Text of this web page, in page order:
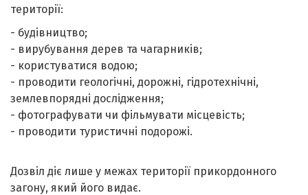
території:
- будівництво;
- вирубування дерев та чагарників;
- користуватися водою;
- проводити геологічні, дорожні, гідротехнічні,
землевпорядні дослідження;
- фотографувати чи фільмувати місцевість;
- проводити туристичні подорожі.
Дозвіл діє лише у межах території прикордонного
загону, який його видає.